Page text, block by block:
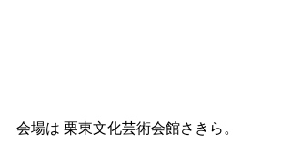
会場は 栗東文化芸術会館さきら。